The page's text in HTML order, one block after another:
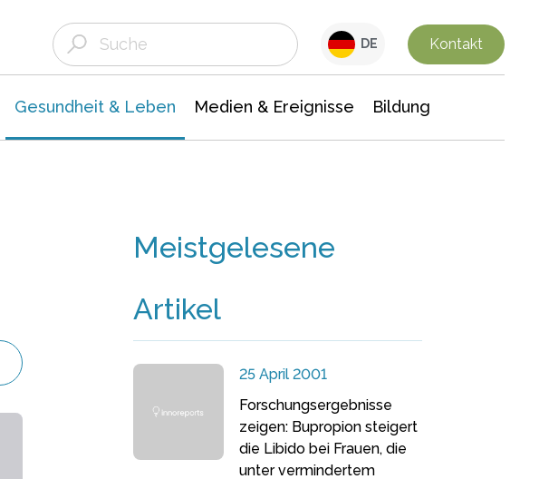
DE Kontakt
Gesundheit & Leben Medien & Ereignisse Bildung
Meistgelesene
Artikel
25 April 2001
Forschungsergebnisse
zeigen: Bupropion steigert
die Libido bei Frauen, die
unter vermindertem